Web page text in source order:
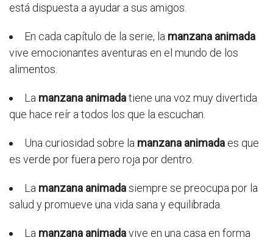
está dispuesta a ayudar a sus amigos.
En cada capítulo de la serie, la manzana animada
vive emocionantes aventuras en el mundo de los
alimentos.
La manzana animadatiene una voz muy divertida
que hace reír a todos los que la escuchan.
Una curiosidad sobre la manzana animada es que
es verde por fuera pero roja por dentro.
La manzana animadasiempre se preocupa por la
salud y promueve una vida sana y equilibrada.
La manzana animadavive en una casa en forma